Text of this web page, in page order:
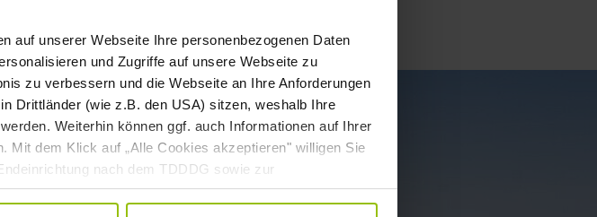
auf unserer Webseite Ihre personenbezogenen Daten
und Zugriffe auf unsere Webseite zu
zu verbessern und die Webseite an Ihre Anforderungen
Drittländer (wie z.B. den USA) sitzen, weshalb Ihre
Weiterhin können ggf. auch Informationen auf Ihrer
Mit dem Klick auf „Alle Cookies akzeptieren" willigen Sie
nach dem TDDDG sowie zur
genannten Zwecke nach der DSGVO gebündelt ein. Die